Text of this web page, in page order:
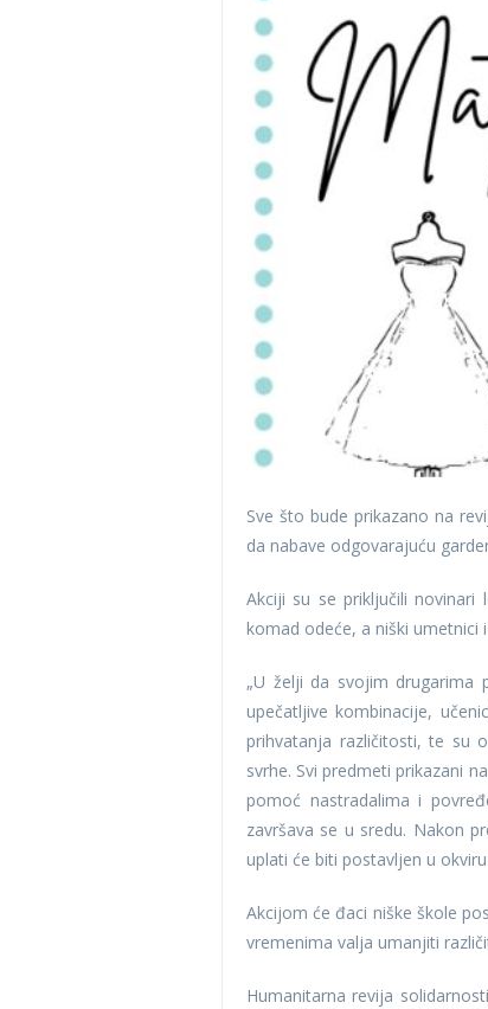
Sve što bude prikazano na
da nabave odgovarajuću
Akciji su se priključili
komad odeće, a niški
„U želji da svojim drugarima
upečatljive kombinacije,
prihvatanja različitosti, te su
svrhe. Svi predmeti prikazani
pomoć nastradalima i
završava se u sredu. Nakon
uplati će biti postavljen u
Akcijom će đaci niške škole
vremenima valja umanjiti
Humanitarna revija